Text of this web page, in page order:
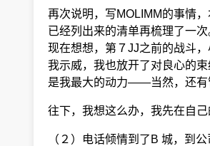
再次说明，写MOLIMM的事情
已经列出来的清单再梳理了一
现在想想，第７JJ之前的战斗
我示威，我也放开了对良心的
是我最大的动力——当然，还有
往下，我想这么办，我先在自
（２）电话倾情到了B 城，到